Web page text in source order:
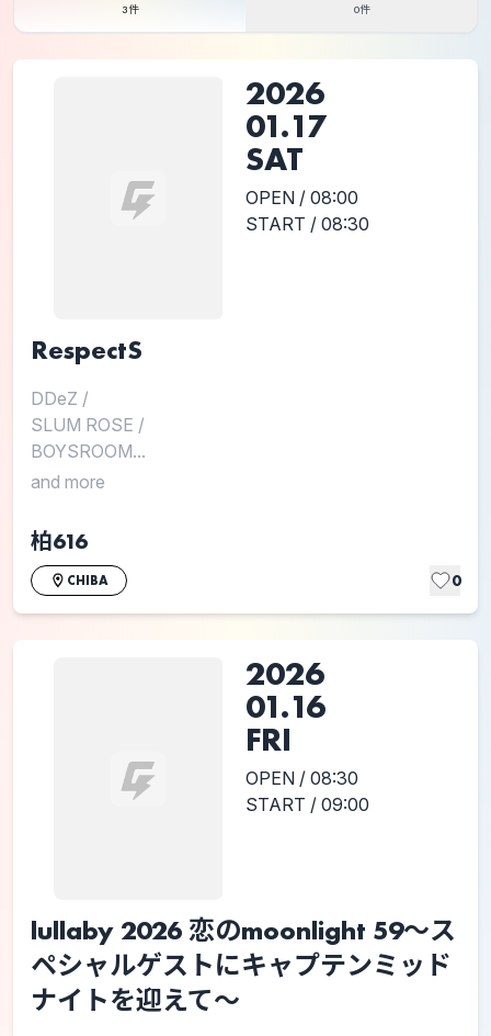
3件 0件
2026
01.17
SAT
OPEN / 08:00
START / 08:30
RespectS
DDeZ /
SLUM ROSE /
BOYSROOM...
and more
柏616
CHIBA 0
2026
01.16
FRI
OPEN / 08:30
START / 09:00
lullaby 2026 恋のmoonlight 59〜ス
ペシャルゲストにキャプテンミッド
ナイトを迎えて〜